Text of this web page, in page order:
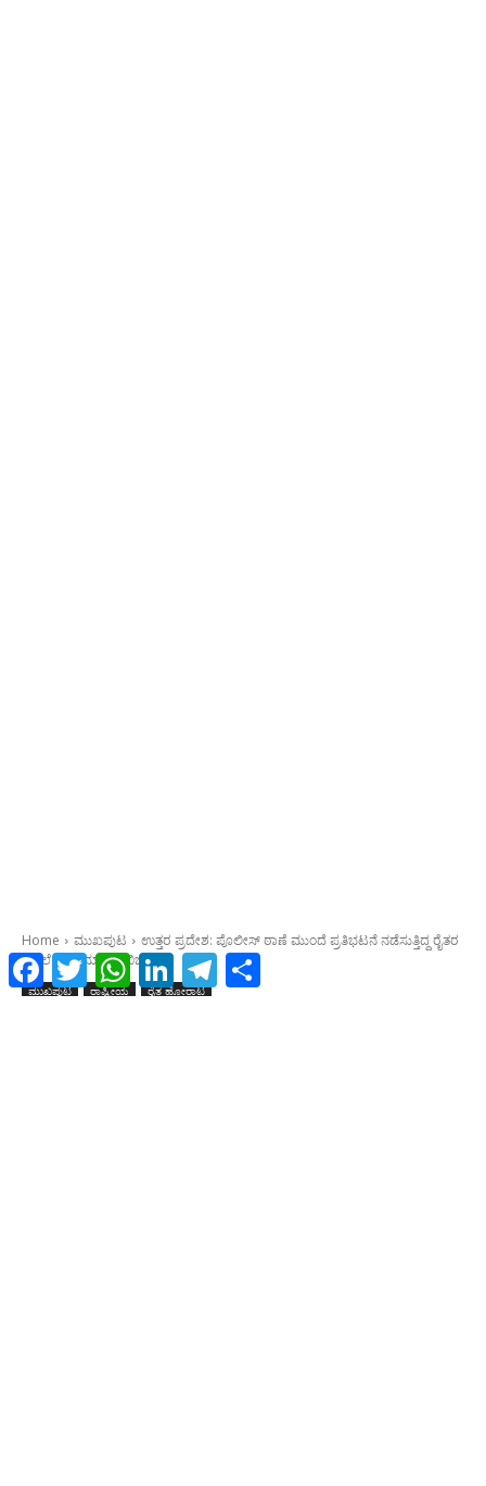
Facebook
TwitterWhatsAppLinkedInTelegram